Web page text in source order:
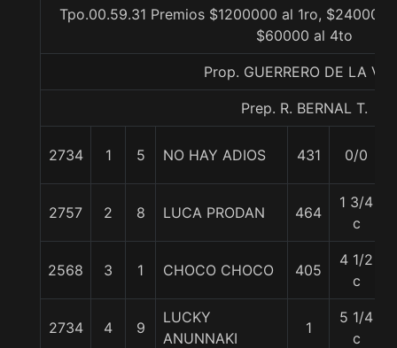
Tpo.00.59.31 Premios $1200000 al 1ro, $240000
$60000 al 4to
Prop. GUERRERO DE LA
Prep. R. BERNAL T.
2734 1 5 NO HAY ADIOS 431 0/0
2757 2 8 LUCA PRODAN 464
1 3/4
c
2568 3 1 CHOCO CHOCO 405
4 1/2
c
2734 4 9
LUCKY
ANUNNAKI
1
5 1/4
c